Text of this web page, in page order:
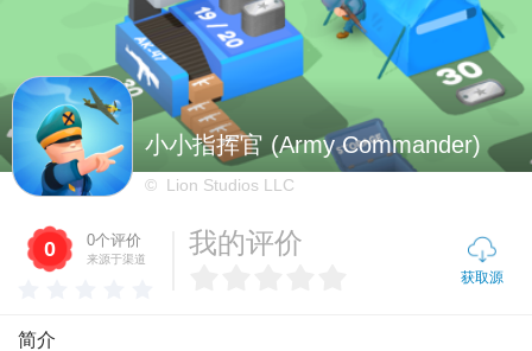
小小指挥官 (Army Commander)
© Lion Studios LLC
0 0个评价
来源于渠道
我的评价
获取源
简介